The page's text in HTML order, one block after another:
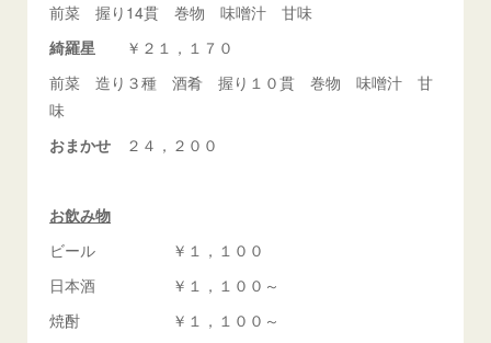
前菜 握り14貫 巻物 味噌汁 甘味
綺羅星 ￥２１，１７０
前菜 造り３種 酒肴 握り１０貫 巻物 味噌汁 甘
味
おまかせ ２４，２００
お飲み物
ビール ￥１，１００
日本酒 ￥１，１００～
焼酎 ￥１，１００～